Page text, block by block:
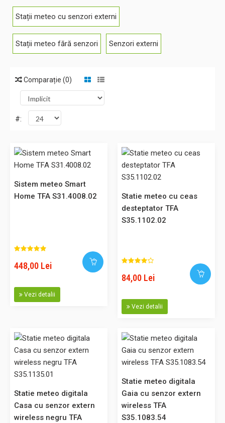
Stații meteo cu senzori externi
Stații meteo fără senzori Senzori externi
Comparație (0)
#:
Sistem meteo Smart Home TFA S31.4008.02
Sistem meteo Smart Home Statie meteo cu senzori
wireless pentru controlul temperaturii și umidității din
locuință, la distanță. Stația afișează valorile exterioare cu
același timp, afișarea recomandărilor pentru îmbunătățirea
448,00 Lei
Adaugă în Coş
Comparaţie
Sistem meteo Smart
Home TFA S31.4008.02
448,00 Lei
Vezi detalii
Statie meteo cu ceas
desteptator TFA
S35.1102.02
84,00 Lei
Vezi detalii
Statie meteo digitala
Casa cu senzor extern
wireless negru TFA
Statie meteo digitala
Gaia cu senzor extern
wireless TFA
S35.1083.54